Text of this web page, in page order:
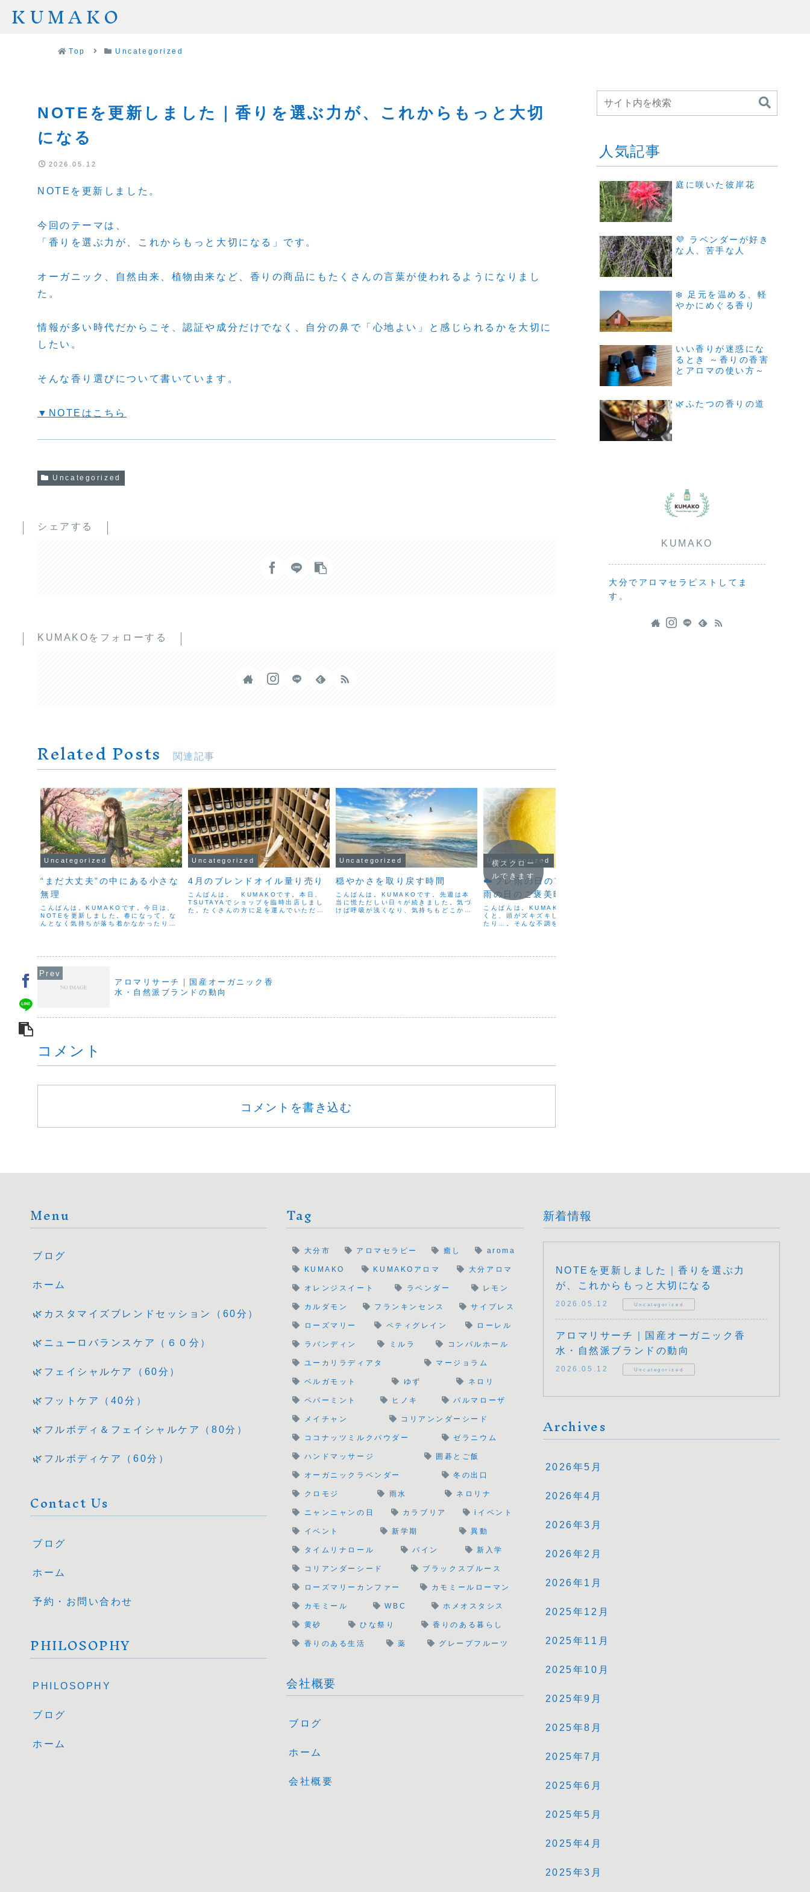
KUMAKO
Top Uncategorized
NOTEを更新しました｜香りを選ぶ力が、これからもっと大切
になる
2026.05.12
NOTEを更新しました。
今回のテーマは、
「香りを選ぶ力が、これからもっと大切になる」です。
オーガニック、自然由来、植物由来など、香りの商品にもたくさんの言葉が使われるようになりまし
た。
情報が多い時代だからこそ、認証や成分だけでなく、自分の鼻で「心地よい」と感じられるかを大切に
したい。
そんな香り選びについて書いています。
▼NOTEはこちら
Uncategorized
シェアする
KUMAKOをフォローする
Related Posts 関連記事
Uncategorized
“まだ大丈夫”の中にある小さな
無理
こんばんは。KUMAKOです。今日は、
NOTEを更新しました。春になって、な
んとなく気持ちが落ち着かなかったり、
Uncategorized
4月のブレンドオイル量り売り
こんばんは。 KUMAKOです。本日、
TSUTAYAでショップを臨時出店しまし
た。たくさんの方に足を運んでいただ
Uncategorized
穏やかさを取り戻す時間
こんばんは。KUMAKOです。先週は本
当に慌ただしい日々が続きました。気づ
けば呼吸が浅くなり、気持ちもどこか落
Uncategorized
☁️プレ雨の日のアロマケアと、
雨の日のご褒美時間
こんばんは。KUMAKOです。雨が近づ
くと、頭がズキズキしたり、ぼーっとし
たり…。そんな不調を感じたことはあり
横スクロー
ルできます
アロマリサーチ｜国産オーガニック香
水・自然派ブランドの動向
コメント
コメントを書き込む
人気記事
庭に咲いた彼岸花
💜 ラベンダーが好き
な人、苦手な人
❄️ 足元を温める、軽
やかにめぐる香り
いい香りが迷惑にな
るとき ～香りの香害
とアロマの使い方～
🌿ふたつの香りの道
KUMAKO
大分でアロマセラピストしてま
す。
Menu
ブログ
ホーム
🌿カスタマイズブレンドセッション（60分）
🌿ニューロバランスケア（６０分）
🌿フェイシャルケア（60分）
🌿フットケア（40分）
🌿フルボディ＆フェイシャルケア（80分）
🌿フルボディケア（60分）
Contact Us
ブログ
ホーム
予約・お問い合わせ
PHILOSOPHY
PHILOSOPHY
ブログ
ホーム
Tag
大分市 アロマセラピー 癒し aroma
KUMAKO KUMAKOアロマ 大分アロマ
オレンジスイート ラベンダー レモン
カルダモン フランキンセンス サイプレス
ローズマリー ペティグレイン ローレル
ラバンディン ミルラ コンパルホール
ユーカリラディアタ マージョラム
ベルガモット ゆず ネロリ
ペパーミント ヒノキ パルマローザ
メイチャン コリアンンダーシード
ココナッツミルクパウダー ゼラニウム
ハンドマッサージ 囲碁とご飯
オーガニックラベンダー 冬の出口
クロモジ 雨水 ネロリナ
ニャンニャンの日 カラブリア iイベント
イベント 新学期 異動
タイムリナロール パイン 新入学
コリアンダーシード ブラックスプルース
ローズマリーカンファー カモミールローマン
カモミール WBC ホメオスタシス
黄砂 ひな祭り 香りのある暮らし
香りのある生活 薬 グレープフルーツ
会社概要
ブログ
ホーム
会社概要
新着情報
NOTEを更新しました｜香りを選ぶ力
が、これからもっと大切になる
2026.05.12 Uncategorized
アロマリサーチ｜国産オーガニック香
水・自然派ブランドの動向
2026.05.12 Uncategorized
Archives
2026年5月
2026年4月
2026年3月
2026年2月
2026年1月
2025年12月
2025年11月
2025年10月
2025年9月
2025年8月
2025年7月
2025年6月
2025年5月
2025年4月
2025年3月